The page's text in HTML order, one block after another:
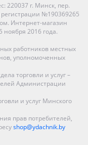
220037 г. Минск, пер.
регистрации №190369265
Интернет-магазин
ноября 2016 года.
работников местных
уполномоченных
торговли и услуг –
Администрации
и услуг Минского
прав потребителей,
shop@ydachnik.by